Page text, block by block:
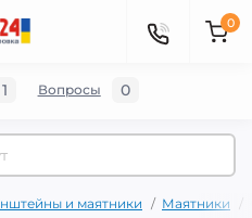
0
и маятники Маятники
1 Вопросы 0